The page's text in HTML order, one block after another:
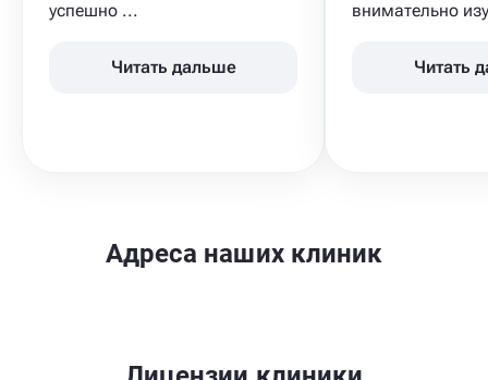
успешно ...
Читать дальше
внимательно
Читать
Адреса наших клиник